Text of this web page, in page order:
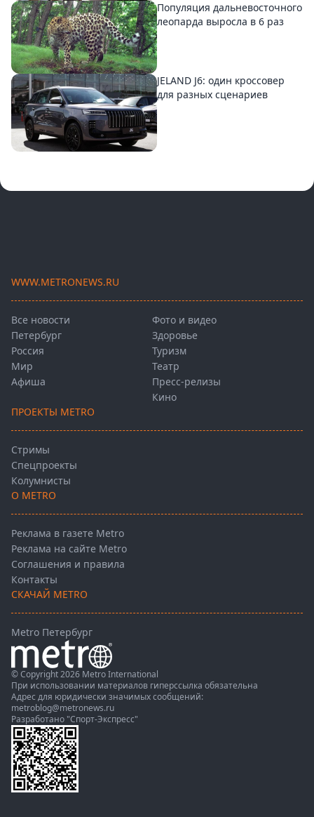
Популяция дальневосточного
леопарда выросла в 6 раз
JELAND J6: один кроссовер
для разных сценариев
WWW.METRONEWS.RU
Все новости
Петербург
Россия
Мир
Афиша
Фото и видео
Здоровье
Туризм
Театр
Пресс-релизы
Кино
ПРОЕКТЫ METRO
Стримы
Спецпроекты
Колумнисты
О METRO
Реклама в газете Metro
Реклама на сайте Metro
Соглашения и правила
Контакты
СКАЧАЙ METRO
Metro Петербург
© Copyright 2026 Metro International
При использовании материалов гиперссылка обязательна
Адрес для юридически значимых сообщений:
metroblog@metronews.ru
Разработано "Спорт-Экспресс"